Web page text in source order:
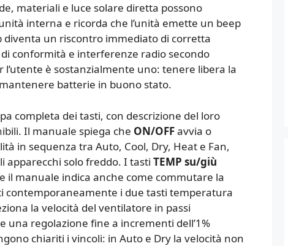
materiali e luce solare diretta possono
interna e ricorda che l’unità emette un beep
un riscontro immediato di corretta
conformità e interferenze radio secondo
l’utente è sostanzialmente uno: tenere libera la
batterie in buono stato.
completa dei tasti, con descrizione del loro
Il manuale spiega che ON/OFFavvia o
in sequenza tra Auto, Cool, Dry, Heat e Fan,
apparecchi solo freddo. I tasti TEMP su/giù
il manuale indica anche come commutare la
contemporaneamente i due tasti temperatura
la velocità del ventilatore in passi
una regolazione fine a incrementi dell’1%
chiariti i vincoli: in Auto e Dry la velocità non